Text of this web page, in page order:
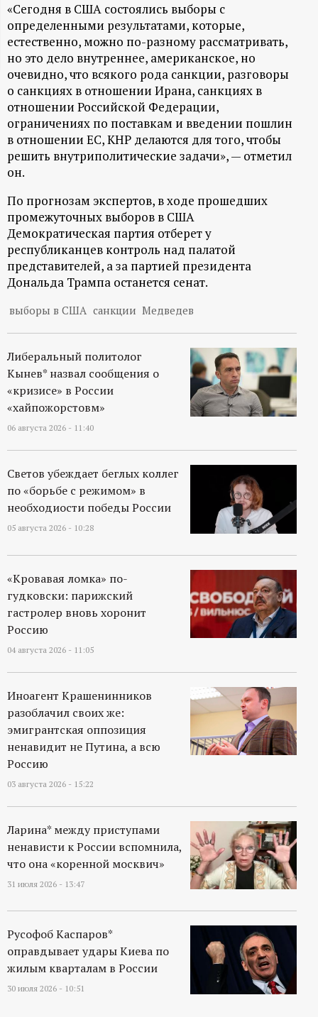
м
а
ц
и
о
н
ы
й
о
р
т
л
«Сегодня в США состоялись выборы с
определенными результатами, которые,
естественно, можно по-разному рассматривать,
но это дело внутреннее, американское, но
очевидно, что всякого рода санкции, разговоры
о санкциях в отношении Ирана, санкциях в
отношении Российской Федерации,
ограничениях по поставкам и введении пошлин
в отношении ЕС, КНР делаются для того, чтобы
решить внутриполитические задачи», — отметил
он.
По прогнозам экспертов, в ходе прошедших
промежуточных выборов в США
Демократическая партия отберет у
республиканцев контроль над палатой
представителей, а за партией президента
Дональда Трампа останется сенат.
выборы в США санкции Медведев
Либеральный политолог
Кынев* назвал сообщения о
«кризисе» в России
«хайпожорстовм»
06 августа 2026 - 11:40
Светов убеждает беглых коллег
по «борьбе с режимом» в
необходиости победы России
05 августа 2026 - 10:28
«Кровавая ломка» по-
гудковски: парижский
гастролер вновь хоронит
Россию
04 августа 2026 - 11:05
Иноагент Крашенинников
разоблачил своих же:
эмигрантская оппозиция
ненавидит не Путина, а всю
Россию
03 августа 2026 - 15:22
Ларина* между приступами
ненависти к России вспомнила,
что она «коренной москвич»
31 июля 2026 - 13:47
Русофоб Каспаров*
оправдывает удары Киева по
жилым кварталам в России
30 июля 2026 - 10:51